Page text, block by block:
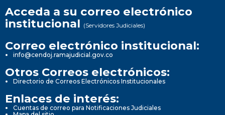
Acceda a su correo electrónico
institucional (Servidores Judiciales)
Correo electrónico institucional:
info@cendoj.ramajudicial.gov.co
Otros Correos electrónicos:
Directorio de Correos Electrónicos Institucionales
Enlaces de interés:
Cuentas de correo para Notificaciones Judiciales